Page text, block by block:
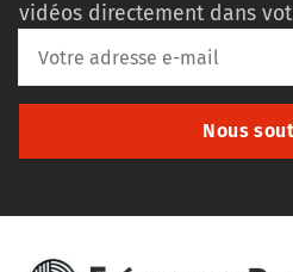
vidéos directement dans
Nous